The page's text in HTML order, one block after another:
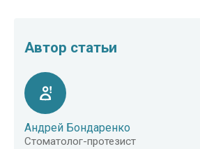
Автор статьи
Андрей Бондаренко
Стоматолог-протезист